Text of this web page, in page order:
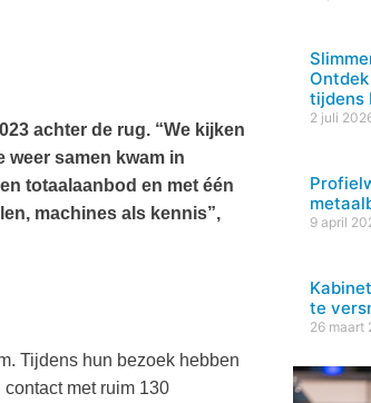
achter de rug. “We kijken
samen kwam in
totaalaanbod en met één
machines als kennis”,
Tijdens hun bezoek hebben
met ruim 130
tijdens
2 juli
9 april
te
26 maart